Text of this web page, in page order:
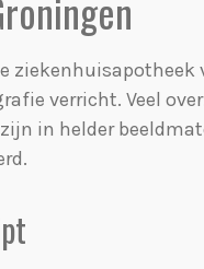
ziekenhuisapotheek
verricht. Veel
in helder